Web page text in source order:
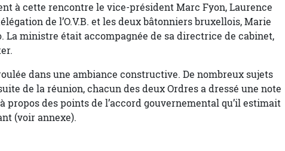
à cette rencontre le vice-président Marc Fyon, Laurence
de l’O.V.B. et les deux bâtonniers bruxellois, Marie
La ministre était accompagnée de sa directrice de cabinet,
dans une ambiance constructive. De nombreux sujets
de la réunion, chacun des deux Ordres a dressé une note
propos des points de l’accord gouvernemental qu’il estimait
(voir annexe).